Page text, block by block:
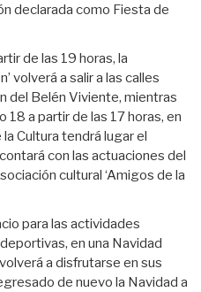
declarada como Fiesta de
de las 19 horas, la
volverá a salir a las calles
del Belén Viviente, mientras
18 a partir de las 17 horas, en
Cultura tendrá lugar el
con las actuaciones del
cultural ‘Amigos de la
para las actividades
en una Navidad
a disfrutarse en sus
de nuevo la Navidad a